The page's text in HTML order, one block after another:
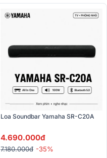
Loa Soundbar Yamaha SR-C20A
4.690.000đ
7.180.000đ -35%